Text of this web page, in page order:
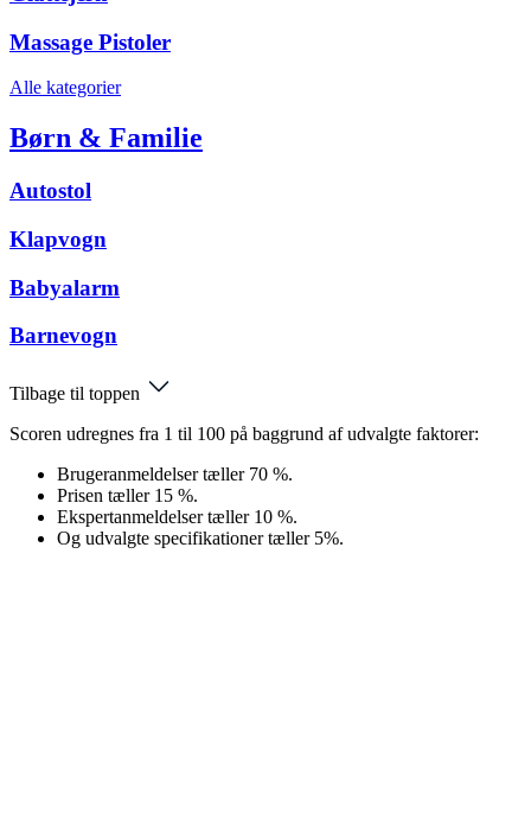
Massage Pistoler
Alle kategorier
Børn & Familie
Autostol
Klapvogn
Babyalarm
Barnevogn
Tilbage til toppen
Scoren udregnes fra 1 til 100 på baggrund af udvalgte faktorer:
Brugeranmeldelser tæller 70 %.
Prisen tæller 15 %.
Ekspertanmeldelser tæller 10 %.
Og udvalgte specifikationer tæller 5%.